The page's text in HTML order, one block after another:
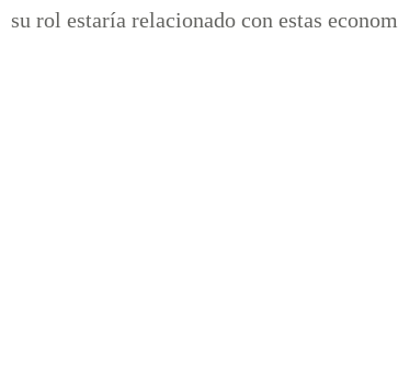
su rol estaría relacionado con estas